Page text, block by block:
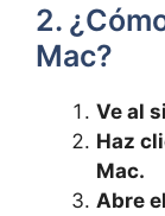
2.
Mac?
Ve al
Haz
Mac.
Abre